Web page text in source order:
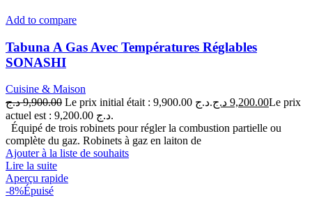
Add to compare
Tabuna A Gas Avec Températures Réglables
SONASHI
Cuisine & Maison
9,900.00 د.ج Le prix initial était : 9,900.00 د.ج. 9,200.00 د.ج
Le prix
actuel est : 9,200.00 د.ج.
Équipé de trois robinets pour régler la combustion partielle ou
complète du gaz. Robinets à gaz en laiton de
Ajouter à la liste de souhaits
Lire la suite
Aperçu rapide
-8%Épuisé